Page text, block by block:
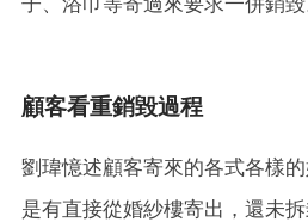
顧客看重銷毀過程
劉瑋憶述顧客寄來的各式各樣
是有直接從婚紗樓寄出，還未